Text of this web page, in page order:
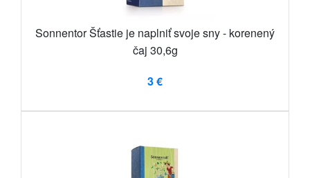
Sonnentor Šťastie je naplniť svoje sny - korenený
čaj 30,6g
3 €